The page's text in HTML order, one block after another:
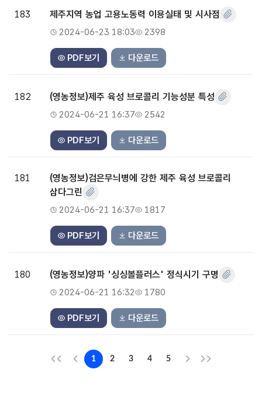
183 제주지역 농업 고용노동력 이용실태 및 시사점
2024-06-23 18:03 2398
PDF보기 다운로드
182 (영농정보)제주 육성 브로콜리 기능성분 특성
2024-06-21 16:37 2542
PDF보기 다운로드
181
(영농정보)검은무늬병에 강한 제주 육성 브로콜리
삼다그린
2024-06-21 16:37 1817
PDF보기 다운로드
180 (영농정보)양파 '싱싱볼플러스' 정식시기 구명
2024-06-21 16:32 1780
PDF보기 다운로드
1 2 3 4 5